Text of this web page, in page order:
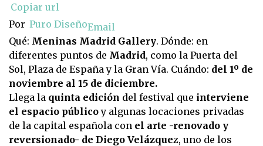
Copiar url
Por Puro DiseñoEmail
Qué: Meninas Madrid Gallery. Dónde: en
diferentes puntos de Madrid, como la Puerta del
Sol, Plaza de España y la Gran Vía. Cuándo: del 1º de
noviembre al 15 de diciembre.
Llega la quinta edición del festival que interviene
el espacio públicoy algunas locaciones privadas
de la capital española con el arte -renovado y
reversionado- de Diego Velázquez, uno de los